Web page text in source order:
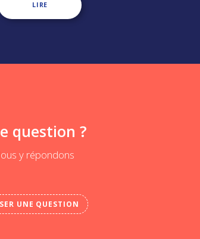
LIRE
question ?
y répondons
UNE QUESTION